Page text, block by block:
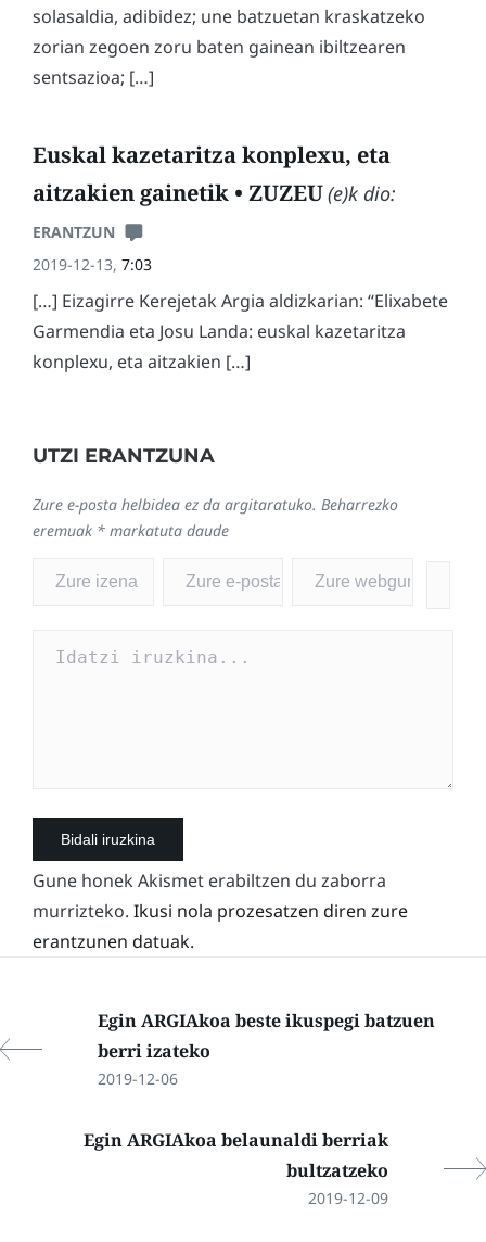
solasaldia, adibidez; une batzuetan kraskatzeko
zorian zegoen zoru baten gainean ibiltzearen
sentsazioa; […]
Euskal kazetaritza konplexu, eta
aitzakien gainetik • ZUZEU(e)k dio:
ERANTZUN
2019-12-13, 7:03
[…] Eizagirre Kerejetak Argia aldizkarian: “Elixabete
Garmendia eta Josu Landa: euskal kazetaritza
konplexu, eta aitzakien […]
UTZI ERANTZUNA
Zure e-posta helbidea ez da argitaratuko. Beharrezko
eremuak * markatuta daude
Gune honek Akismet erabiltzen du zaborra
murrizteko. Ikusi nola prozesatzen diren zure
erantzunen datuak.
Egin ARGIAkoa beste ikuspegi batzuen
berri izateko
2019-12-06
Egin ARGIAkoa belaunaldi berriak
bultzatzeko
2019-12-09